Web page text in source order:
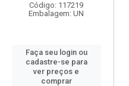
Código: 117219
Embalagem: UN
Faça seu login ou
cadastre-se para
ver preços e
comprar